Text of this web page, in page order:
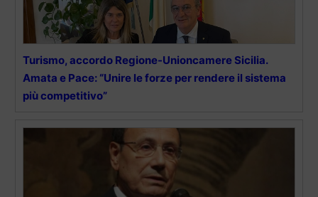
Turismo, accordo Regione-Unioncamere Sicilia.
Amata e Pace: “Unire le forze per rendere il sistema
più competitivo”